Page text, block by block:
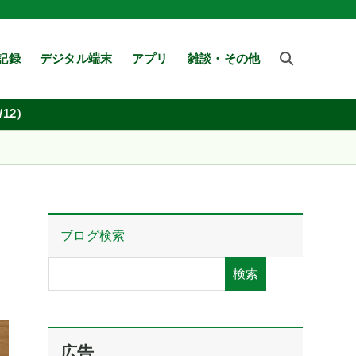
録 デジタル端末 アプリ 雑談・その他
）
ブログ検索
検索